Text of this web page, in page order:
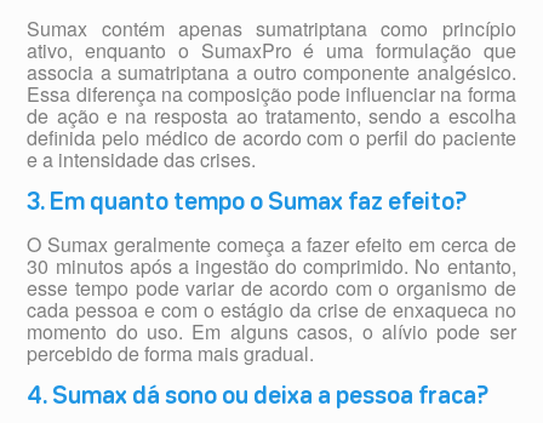
Sumax contém apenas sumatriptana como princípio
ativo, enquanto o SumaxPro é uma formulação que
associa a sumatriptana a outro componente analgésico.
Essa diferença na composição pode influenciar na forma
de ação e na resposta ao tratamento, sendo a escolha
definida pelo médico de acordo com o perfil do paciente
e a intensidade das crises.
3. Em quanto tempo o Sumax faz efeito?
O Sumax geralmente começa a fazer efeito em cerca de
30 minutos após a ingestão do comprimido. No entanto,
esse tempo pode variar de acordo com o organismo de
cada pessoa e com o estágio da crise de enxaqueca no
momento do uso. Em alguns casos, o alívio pode ser
percebido de forma mais gradual.
4. Sumax dá sono ou deixa a pessoa fraca?